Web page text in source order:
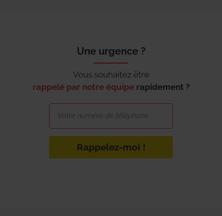
Une urgence ?
Vous souhaitez être
rappelé par notre équipe rapidement ?
Rappelez-moi !